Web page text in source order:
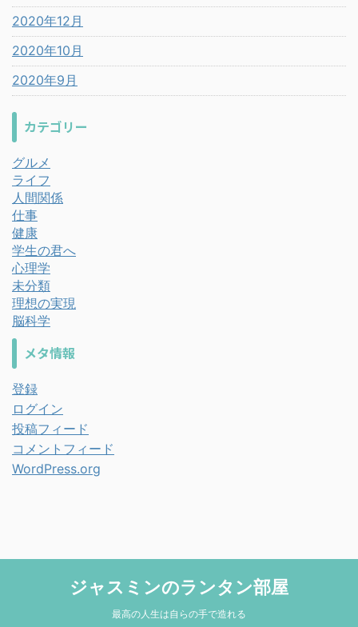
2020年12月
2020年10月
2020年9月
カテゴリー
グルメ
ライフ
人間関係
仕事
健康
学生の君へ
心理学
未分類
理想の実現
脳科学
メタ情報
登録
ログイン
投稿フィード
コメントフィード
WordPress.org
ジャスミンのランタン部屋
最高の人生は自らの手で造れる